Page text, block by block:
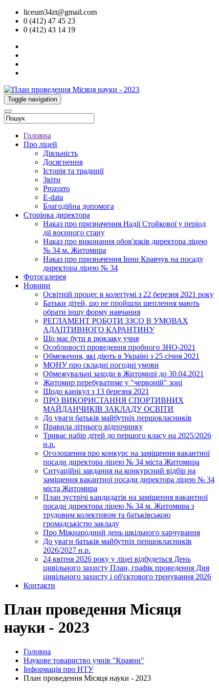
liceum34zt@gmail.com
0 (412) 47 45 23
0 (412) 43 14 19
Toggle navigation
Головна
Про ліцей
Діяльність
Досягнення
Історія та традиції
Звіти
Prozorro
E-data
Благодійна допомога
Сторінка директора
Наказ про призначення Надії Стойкової у період
дії воєнного стану
Наказ про виконання обов'язків директора ліцею
№ 34 м. Житомира
Наказ про призначення Інни Кравчук на посаду
директора ліцею № 34
Фотогалерея
Новини
Освітній процес в колегіумі з 22 березня 2021 року
Батьки дітей, що не пройшли щеплення мають
обрати іншу форму навчання
РЕГЛАМЕНТ РОБОТИ ЗЗСО В УМОВАХ
АДАПТИВНОГО КАРАНТИНУ
Що має бути в рюкзаку учня
Особливості проведення пробного ЗНО-2021
Обмеження, які діють в Україні з 25 січня 2021
МОНУ про складні погодні умови
Обмежувальні заходи в Житомирі до 30.04.2021
Житомир перебуватиме у "червоній" зоні
Щодо канікул з 13 березня 2021
ПРО ВИКОРИСТАННЯ СПОРТИВНИХ
МАЙДАНЧИКІВ ЗАКЛАДУ ОСВІТИ
До уваги батьків майбутніх першокласників
Правила літнього відпочинку
Триває набір дітей до першого класу на 2025/2026
н.р.
Оголошення про конкурс на заміщення вакантної
посади директора ліцею № 34 міста Житомира
Ситуаційні завдання на конкурсний відбір на
заміщення вакантної посади директора ліцею № 34
міста Житомира
План зустрічі кандидатів на заміщення вакантної
посади директора ліцею № 34 м. Житомира з
трудовим колективом та батьківською
громадськістю закладу
Про Міжнародний день шкільного харчування
До уваги батьків майбутніх першокласників
2026/2027 н.р.
24 квітня 2026 року у ліцеї відбудеться День
цивільного захисту План, графік проведення Дня
цивільного захисту і об'єктового тренування 2026
Контакти
План проведення Місяця
науки - 2023
Головна
Наукове товариство учнів "Краяни"
Інформація про НТУ
План проведення Місяця науки - 2023